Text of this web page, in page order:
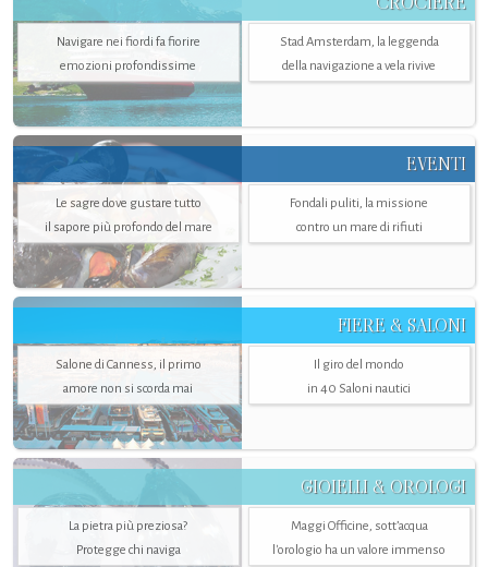
Navigare nei fiordi fa fiorire
emozioni profondissime
Stad Amsterdam, la leggenda
della navigazione a vela rivive
EVENTI
Le sagre dove gustare tutto
il sapore più profondo del mare
Fondali puliti, la missione
contro un mare di rifiuti
FIERE & SALONI
Salone di Canness, il primo
amore non si scorda mai
Il giro del mondo
in 40 Saloni nautici
GIOIELLI & OROLOGI
La pietra più preziosa?
Protegge chi naviga
Maggi Officine, sott’acqua
l'orologio ha un valore immenso